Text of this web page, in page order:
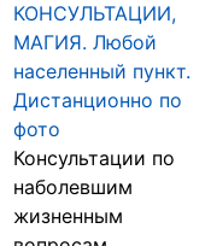
КОНСУЛЬТАЦИИ,
МАГИЯ. Любой
населенный пункт.
Дистанционно по
фото
Консультации по
наболевшим
жизненным